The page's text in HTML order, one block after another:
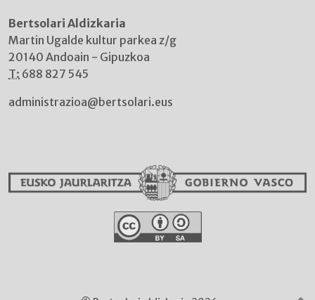
Bertsolari Aldizkaria
Martin Ugalde kultur parkea z/g
20140 Andoain - Gipuzkoa
T: 688 827 545
administrazioa@bertsolari.eus